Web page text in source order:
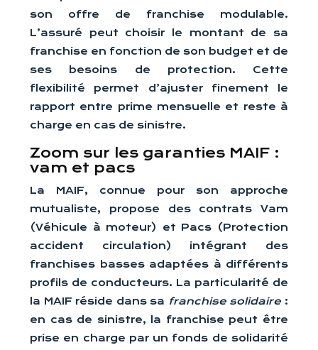
son offre de franchise modulable.
L’assuré peut choisir le montant de sa
franchise en fonction de son budget et de
ses besoins de protection. Cette
flexibilité permet d’ajuster finement le
rapport entre prime mensuelle et reste à
charge en cas de sinistre.
Zoom sur les garanties MAIF :
vam et pacs
La MAIF, connue pour son approche
mutualiste, propose des contrats Vam
(Véhicule à moteur) et Pacs (Protection
accident circulation) intégrant des
franchises basses adaptées à différents
profils de conducteurs. La particularité de
la MAIF réside dans sa franchise solidaire :
en cas de sinistre, la franchise peut être
prise en charge par un fonds de solidarité